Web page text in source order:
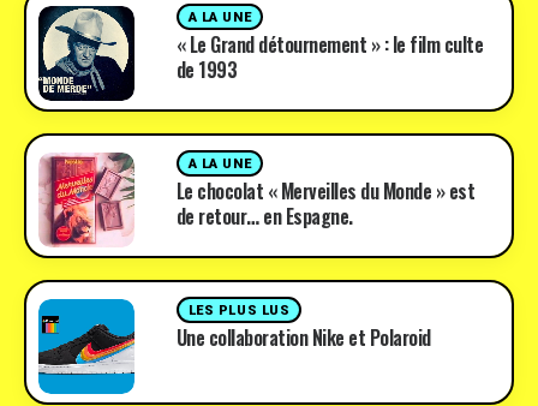
A LA UNE
« Le Grand détournement » : le film culte
de 1993
A LA UNE
Le chocolat « Merveilles du Monde » est
de retour… en Espagne.
LES PLUS LUS
Une collaboration Nike et Polaroid